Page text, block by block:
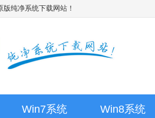
版纯净系统下载网站！
Win7系统 Win8系统